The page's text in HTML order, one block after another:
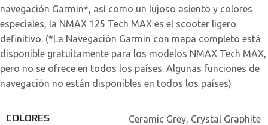
navegación Garmin*, así como un lujoso asiento y colores
especiales, la NMAX 125 Tech MAX es el scooter ligero
definitivo. (*La Navegación Garmin con mapa completo está
disponible gratuitamente para los modelos NMAX Tech MAX,
pero no se ofrece en todos los países. Algunas funciones de
navegación no están disponibles en todos los países)
COLORES Ceramic Grey Crystal Graphite